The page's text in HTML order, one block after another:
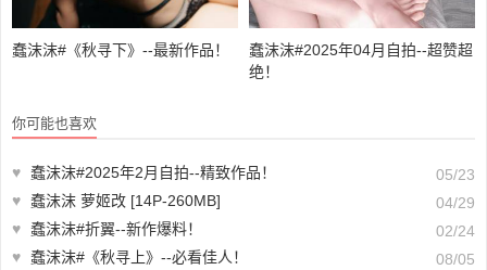
蠢沫沫#《秋寻下》--最新作品！
蠢沫沫#2025年04月自拍--超赞超
绝！
你可能也喜欢
♥ 蠢沫沫#2025年2月自拍--精致作品！
05/23
♥ 蠢沫沫 萝姬改 [14P-260MB]
04/29
♥ 蠢沫沫#折翼--新作爆料！
02/24
♥ 蠢沫沫#《秋寻上》--必看佳人！
08/05